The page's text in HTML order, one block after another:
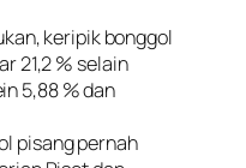
keripik bonggol
21,2 % selain
5,88 % dan
pisang pernah